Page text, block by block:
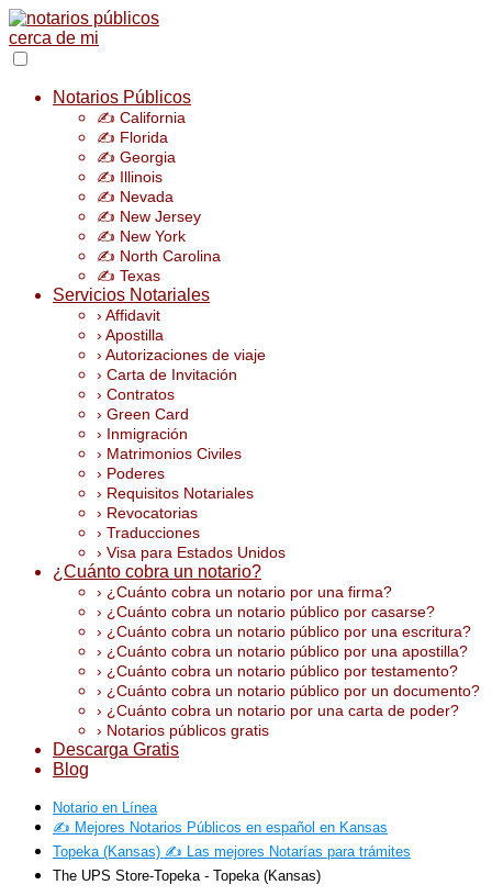
Notarios Públicos
✍️ California
✍️ Florida
✍️ Georgia
✍️ Illinois
✍️ Nevada
✍️ New Jersey
✍️ New York
✍️ North Carolina
✍️ Texas
Servicios Notariales
› Affidavit
› Apostilla
› Autorizaciones de viaje
› Carta de Invitación
› Contratos
› Green Card
› Inmigración
› Matrimonios Civiles
› Poderes
› Requisitos Notariales
› Revocatorias
› Traducciones
› Visa para Estados Unidos
¿Cuánto cobra un notario?
› ¿Cuánto cobra un notario por una firma?
› ¿Cuánto cobra un notario público por casarse?
› ¿Cuánto cobra un notario público por una escritura?
› ¿Cuánto cobra un notario público por una apostilla?
› ¿Cuánto cobra un notario público por testamento?
› ¿Cuánto cobra un notario público por un documento?
› ¿Cuánto cobra un notario por una carta de poder?
› Notarios públicos gratis
Descarga Gratis
Blog
Notario en Línea
✍️ Mejores Notarios Públicos en español en Kansas
Topeka (Kansas) ✍️ Las mejores Notarías para trámites
The UPS Store-Topeka - Topeka (Kansas)